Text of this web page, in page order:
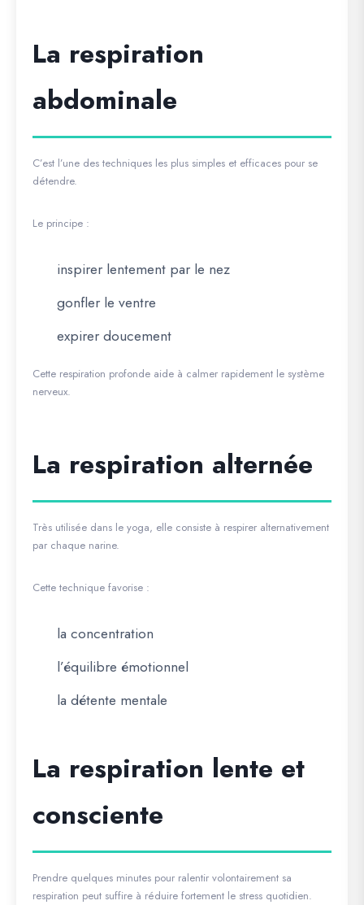
La respiration
abdominale
C’est l’une des techniques les plus simples et efficaces pour se
détendre.
Le principe :
inspirer lentement par le nez
gonfler le ventre
expirer doucement
Cette respiration profonde aide à calmer rapidement le système
nerveux.
La respiration alternée
Très utilisée dans le yoga, elle consiste à respirer alternativement
par chaque narine.
Cette technique favorise :
la concentration
l’équilibre émotionnel
la détente mentale
La respiration lente et
consciente
Prendre quelques minutes pour ralentir volontairement sa
respiration peut suffire à réduire fortement le stress quotidien.